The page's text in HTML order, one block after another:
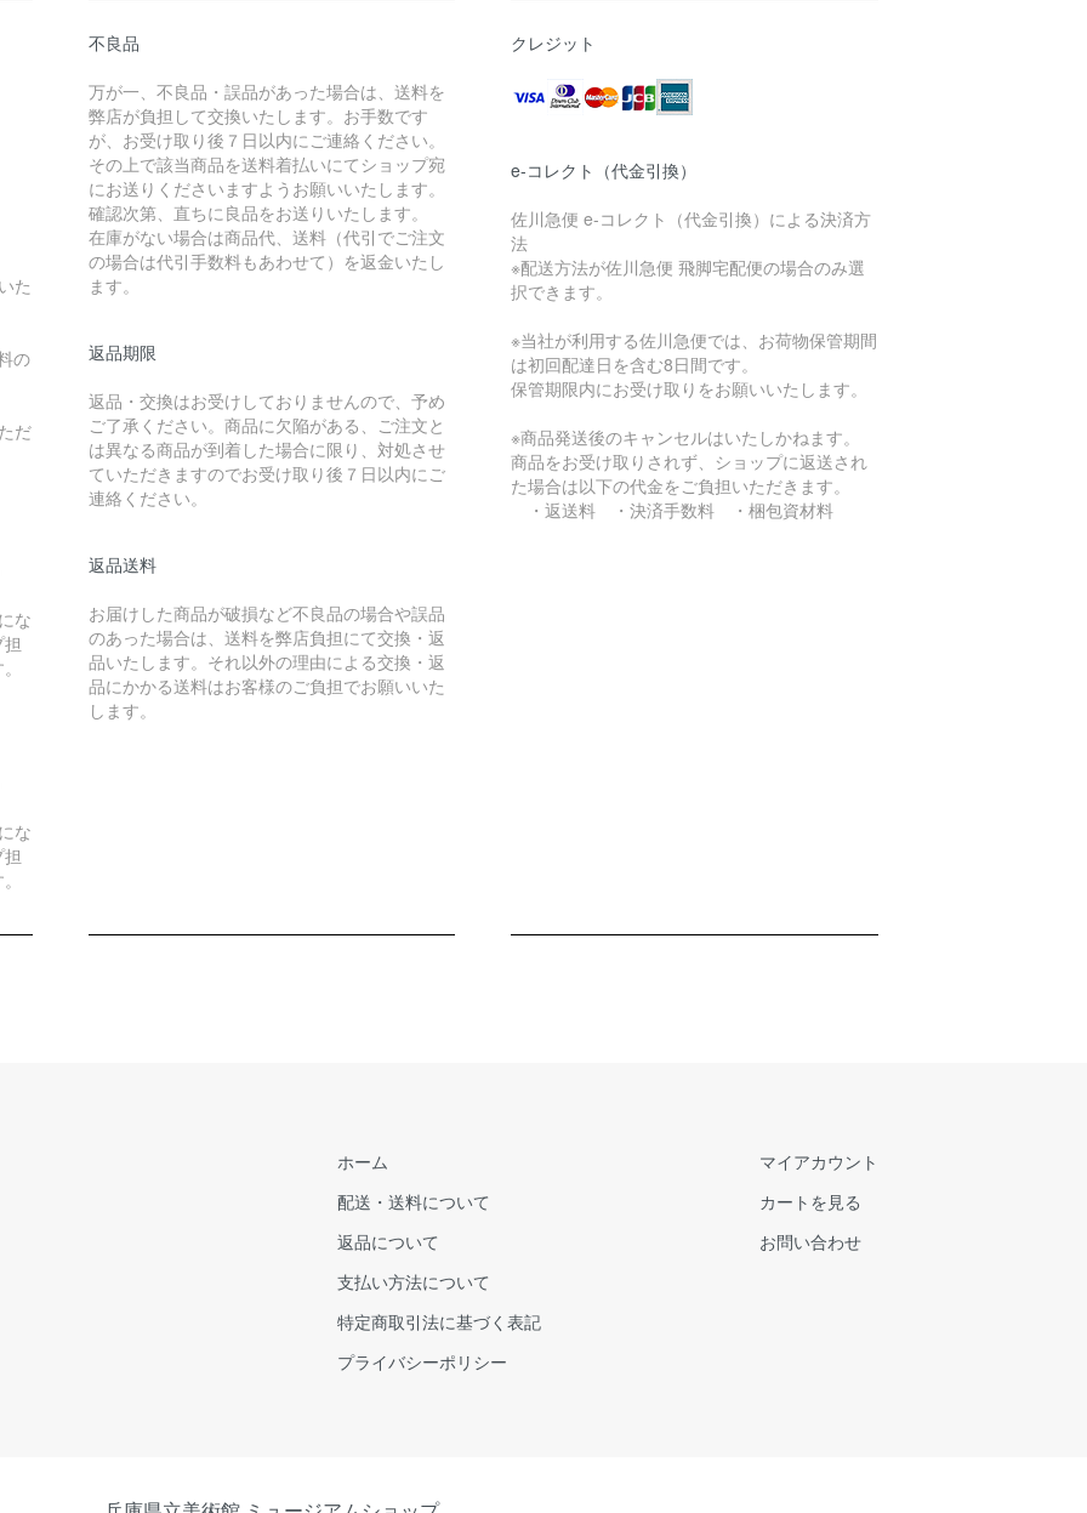
た
の
だ
な
な
不良品
万が一、不良品・誤品があった場合は、送料を
弊店が負担して交換いたします。お手数です
が、お受け取り後７日以内にご連絡ください。
その上で該当商品を送料着払いにてショップ宛
にお送りくださいますようお願いいたします。
確認次第、直ちに良品をお送りいたします。
在庫がない場合は商品代、送料（代引でご注文
の場合は代引手数料もあわせて）を返金いたし
ます。
返品期限
返品・交換はお受けしておりませんので、予め
ご了承ください。商品に欠陥がある、ご注文と
は異なる商品が到着した場合に限り、対処させ
ていただきますのでお受け取り後７日以内にご
連絡ください。
返品送料
お届けした商品が破損など不良品の場合や誤品
のあった場合は、送料を弊店負担にて交換・返
品いたします。それ以外の理由による交換・返
品にかかる送料はお客様のご負担でお願いいた
します。
クレジット
e-コレクト（代金引換）
佐川急便 e-コレクト（代金引換）による決済方
法
※配送方法が佐川急便 飛脚宅配便の場合のみ選
択できます。
※当社が利用する佐川急便では、お荷物保管期間
は初回配達日を含む8日間です。
保管期限内にお受け取りをお願いいたします。
※商品発送後のキャンセルはいたしかねます。
商品をお受け取りされず、ショップに返送され
た場合は以下の代金をご負担いただきます。
・返送料 ・決済手数料 ・梱包資材料
ホーム
配送・送料について
返品について
支払い方法について
特定商取引法に基づく表記
プライバシーポリシー
マイアカウント
カートを見る
お問い合わせ